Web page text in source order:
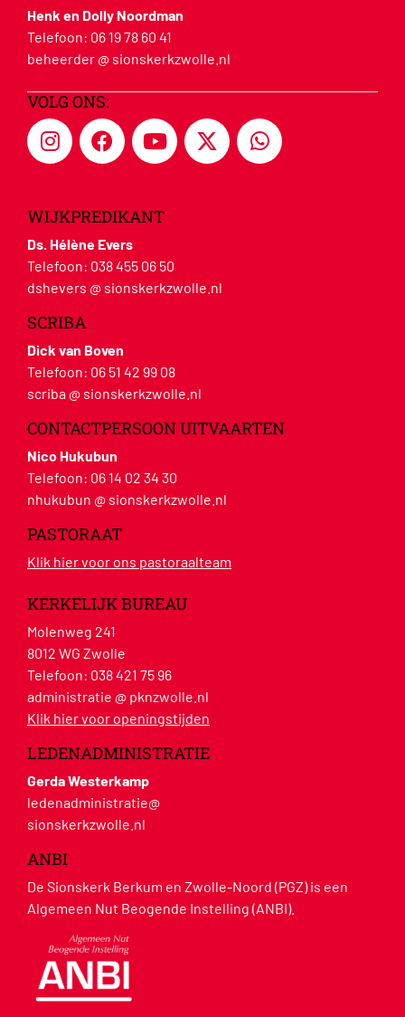
Henk en Dolly Noordman
Telefoon: 06 19 78 60 41
beheerder @ sionskerkzwolle.nl
VOLG ONS:
WIJKPREDIKANT
Ds. Hélène Evers
Telefoon: 038 455 06 50
dshevers @ sionskerkzwolle.nl
SCRIBA
Dick van Boven
Telefoon: 06 51 42 99 08
scriba @ sionskerkzwolle.nl
CONTACTPERSOON UITVAARTEN
Nico Hukubun
Telefoon: 06 14 02 34 30
nhukubun @ sionskerkzwolle.nl
PASTORAAT
Klik hier voor ons pastoraalteam
KERKELIJK BUREAU
Molenweg 241
8012 WG Zwolle
Telefoon: 038 421 75 96
administratie @ pknzwolle.nl
Klik hier voor openingstijden
LEDENADMINISTRATIE
Gerda Westerkamp
ledenadministratie@
sionskerkzwolle.nl
ANBI
De Sionskerk Berkum en Zwolle-Noord (PGZ) is een
Algemeen Nut Beogende Instelling (ANBI).